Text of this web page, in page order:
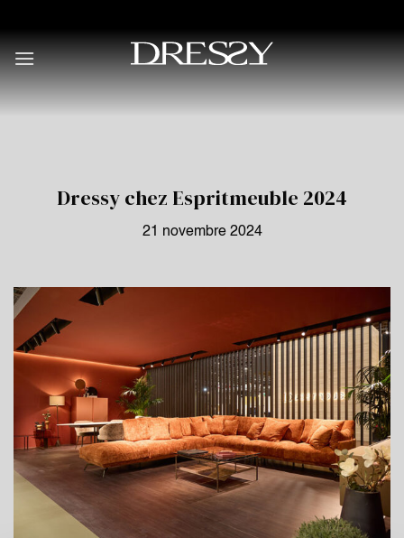
content
Dressy chez Espritmeuble 2024
21 novembre 2024